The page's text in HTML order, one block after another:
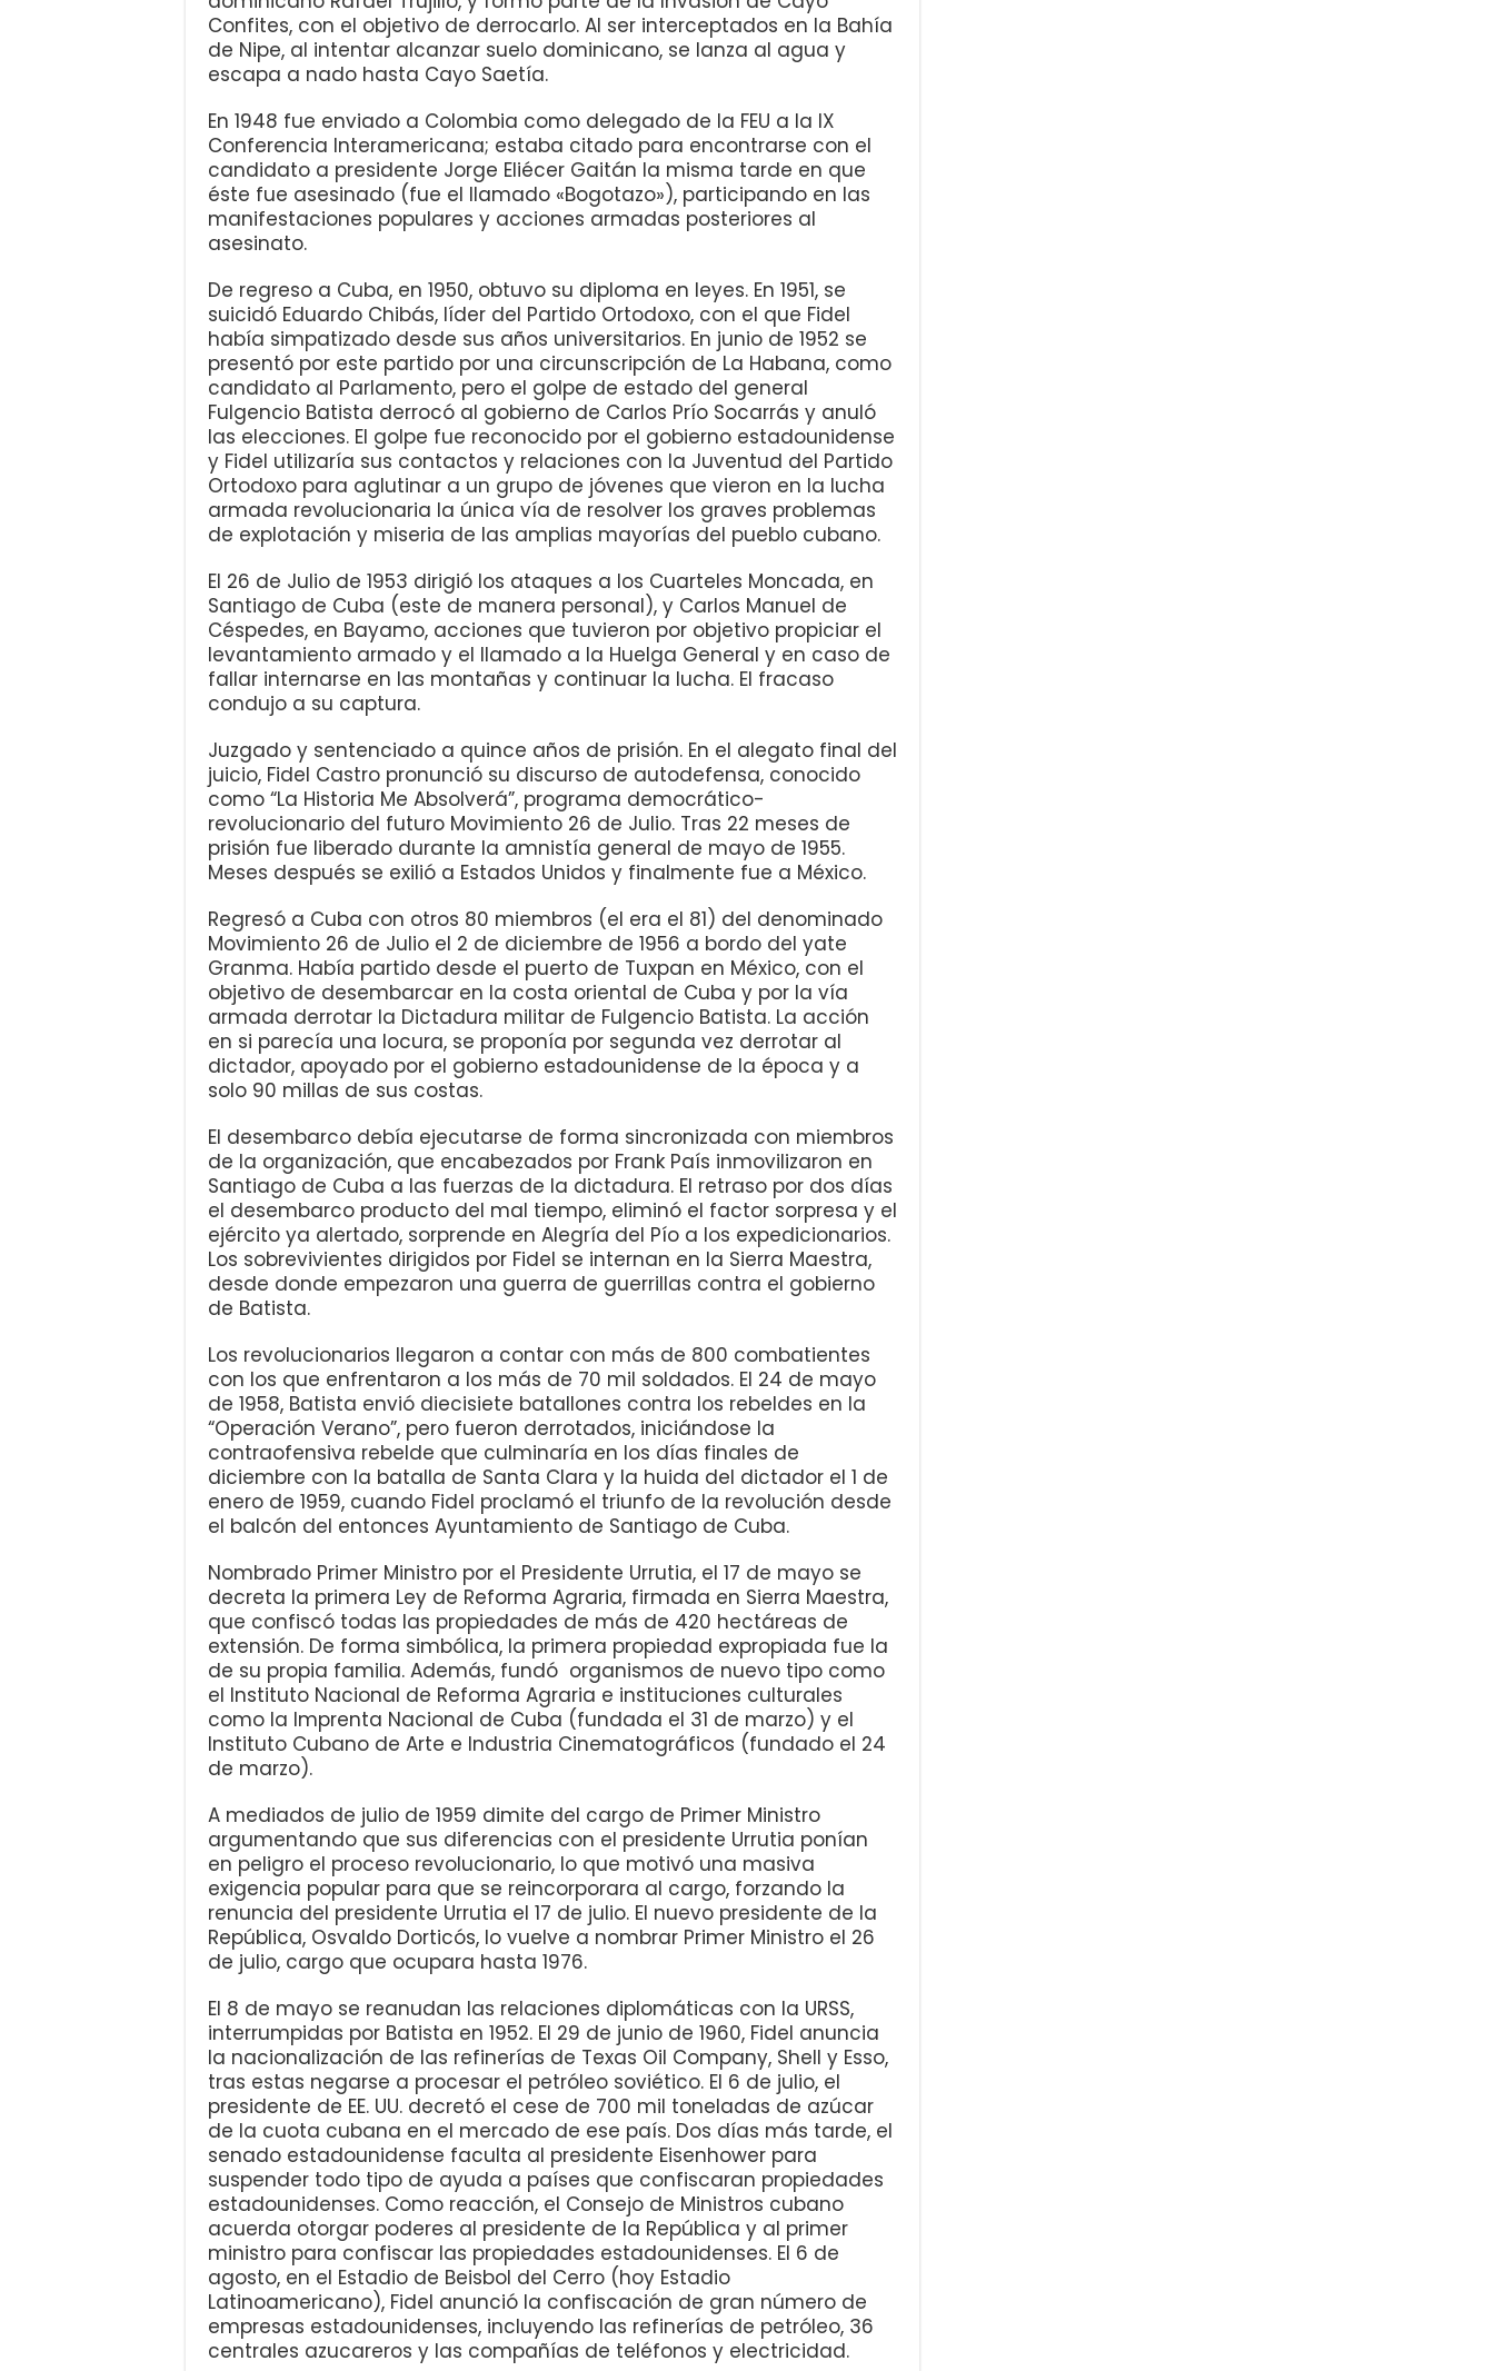
Confites, con el objetivo de derrocarlo. Al ser interceptados en la Bahía
de Nipe, al intentar alcanzar suelo dominicano, se lanza al agua y
escapa a nado hasta Cayo Saetía.
En 1948 fue enviado a Colombia como delegado de la FEU a la IX
Conferencia Interamericana; estaba citado para encontrarse con el
candidato a presidente Jorge Eliécer Gaitán la misma tarde en que
éste fue asesinado (fue el llamado «Bogotazo»), participando en las
manifestaciones populares y acciones armadas posteriores al
asesinato.
De regreso a Cuba, en 1950, obtuvo su diploma en leyes. En 1951, se
suicidó Eduardo Chibás, líder del Partido Ortodoxo, con el que Fidel
había simpatizado desde sus años universitarios. En junio de 1952 se
presentó por este partido por una circunscripción de La Habana, como
candidato al Parlamento, pero el golpe de estado del general
Fulgencio Batista derrocó al gobierno de Carlos Prío Socarrás y anuló
las elecciones. El golpe fue reconocido por el gobierno estadounidense
y Fidel utilizaría sus contactos y relaciones con la Juventud del Partido
Ortodoxo para aglutinar a un grupo de jóvenes que vieron en la lucha
armada revolucionaria la única vía de resolver los graves problemas
de explotación y miseria de las amplias mayorías del pueblo cubano.
El 26 de Julio de 1953 dirigió los ataques a los Cuarteles Moncada, en
Santiago de Cuba (este de manera personal), y Carlos Manuel de
Céspedes, en Bayamo, acciones que tuvieron por objetivo propiciar el
levantamiento armado y el llamado a la Huelga General y en caso de
fallar internarse en las montañas y continuar la lucha. El fracaso
condujo a su captura.
Juzgado y sentenciado a quince años de prisión. En el alegato final del
juicio, Fidel Castro pronunció su discurso de autodefensa, conocido
como “La Historia Me Absolverá”, programa democrático-
revolucionario del futuro Movimiento 26 de Julio. Tras 22 meses de
prisión fue liberado durante la amnistía general de mayo de 1955.
Meses después se exilió a Estados Unidos y finalmente fue a México.
Regresó a Cuba con otros 80 miembros (el era el 81) del denominado
Movimiento 26 de Julio el 2 de diciembre de 1956 a bordo del yate
Granma. Había partido desde el puerto de Tuxpan en México, con el
objetivo de desembarcar en la costa oriental de Cuba y por la vía
armada derrotar la Dictadura militar de Fulgencio Batista. La acción
en si parecía una locura, se proponía por segunda vez derrotar al
dictador, apoyado por el gobierno estadounidense de la época y a
solo 90 millas de sus costas.
El desembarco debía ejecutarse de forma sincronizada con miembros
de la organización, que encabezados por Frank País inmovilizaron en
Santiago de Cuba a las fuerzas de la dictadura. El retraso por dos días
el desembarco producto del mal tiempo, eliminó el factor sorpresa y el
ejército ya alertado, sorprende en Alegría del Pío a los expedicionarios.
Los sobrevivientes dirigidos por Fidel se internan en la Sierra Maestra,
desde donde empezaron una guerra de guerrillas contra el gobierno
de Batista.
Los revolucionarios llegaron a contar con más de 800 combatientes
con los que enfrentaron a los más de 70 mil soldados. El 24 de mayo
de 1958, Batista envió diecisiete batallones contra los rebeldes en la
“Operación Verano”, pero fueron derrotados, iniciándose la
contraofensiva rebelde que culminaría en los días finales de
diciembre con la batalla de Santa Clara y la huida del dictador el 1 de
enero de 1959, cuando Fidel proclamó el triunfo de la revolución desde
el balcón del entonces Ayuntamiento de Santiago de Cuba.
Nombrado Primer Ministro por el Presidente Urrutia, el 17 de mayo se
decreta la primera Ley de Reforma Agraria, firmada en Sierra Maestra,
que confiscó todas las propiedades de más de 420 hectáreas de
extensión. De forma simbólica, la primera propiedad expropiada fue la
de su propia familia. Además, fundó organismos de nuevo tipo como
el Instituto Nacional de Reforma Agraria e instituciones culturales
como la Imprenta Nacional de Cuba (fundada el 31 de marzo) y el
Instituto Cubano de Arte e Industria Cinematográficos (fundado el 24
de marzo).
A mediados de julio de 1959 dimite del cargo de Primer Ministro
argumentando que sus diferencias con el presidente Urrutia ponían
en peligro el proceso revolucionario, lo que motivó una masiva
exigencia popular para que se reincorporara al cargo, forzando la
renuncia del presidente Urrutia el 17 de julio. El nuevo presidente de la
República, Osvaldo Dorticós, lo vuelve a nombrar Primer Ministro el 26
de julio, cargo que ocupara hasta 1976.
El 8 de mayo se reanudan las relaciones diplomáticas con la URSS,
interrumpidas por Batista en 1952. El 29 de junio de 1960, Fidel anuncia
la nacionalización de las refinerías de Texas Oil Company, Shell y Esso,
tras estas negarse a procesar el petróleo soviético. El 6 de julio, el
presidente de EE. UU. decretó el cese de 700 mil toneladas de azúcar
de la cuota cubana en el mercado de ese país. Dos días más tarde, el
senado estadounidense faculta al presidente Eisenhower para
suspender todo tipo de ayuda a países que confiscaran propiedades
estadounidenses. Como reacción, el Consejo de Ministros cubano
acuerda otorgar poderes al presidente de la República y al primer
ministro para confiscar las propiedades estadounidenses. El 6 de
agosto, en el Estadio de Beisbol del Cerro (hoy Estadio
Latinoamericano), Fidel anunció la confiscación de gran número de
empresas estadounidenses, incluyendo las refinerías de petróleo, 36
centrales azucareros y las compañías de teléfonos y electricidad.